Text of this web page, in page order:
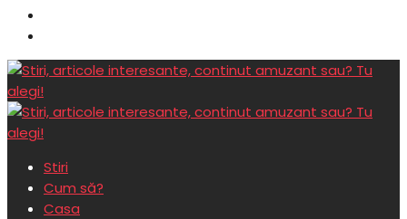
Stiri
Cum să?
Casa